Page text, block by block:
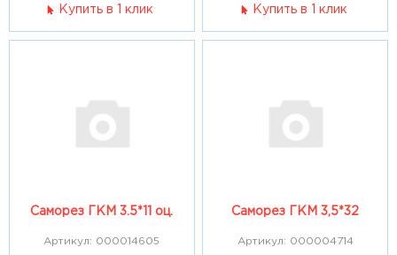
Купить в 1 клик Купить в 1 клик
Саморез ГКМ 3.5*11 оц.
Артикул: 000014605
Саморез ГКМ 3,5*32
Артикул: 000004714